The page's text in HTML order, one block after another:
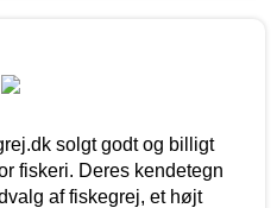
solgt godt og billigt
fiskeri. Deres kendetegn
af fiskegrej, et højt